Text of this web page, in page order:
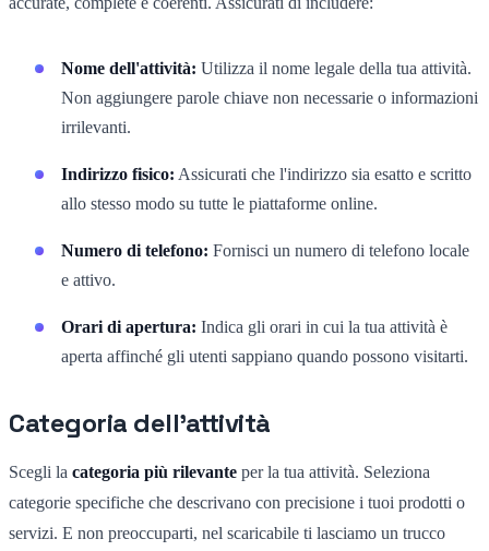
Nome dell'attività: Utilizza il nome legale della tua attività.
Non aggiungere parole chiave non necessarie o informazioni
irrilevanti.
Indirizzo fisico: Assicurati che l'indirizzo sia esatto e scritto
allo stesso modo su tutte le piattaforme online.
Numero di telefono: Fornisci un numero di telefono locale
e attivo.
Orari di apertura: Indica gli orari in cui la tua attività è
aperta affinché gli utenti sappiano quando possono visitarti.
Categoria dell'attività
Scegli la categoria più rilevante per la tua attività. Seleziona
categorie specifiche che descrivano con precisione i tuoi prodotti o
servizi. E non preoccuparti, nel scaricabile ti lasciamo un trucco